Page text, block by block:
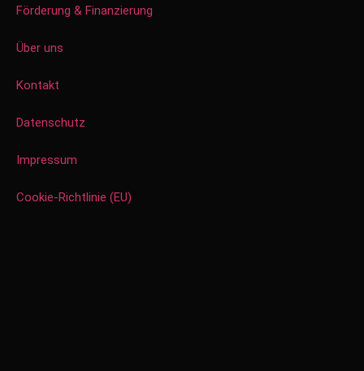
Förderung & Finanzierung
Über uns
Kontakt
Datenschutz
Impressum
Cookie-Richtlinie (EU)